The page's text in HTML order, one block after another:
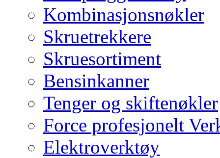
Kombinasjonsnøkler
Skruetrekkere
Skruesortiment
Bensinkanner
Tenger og skiftenøkler
Force profesjonelt
Elektroverktøy